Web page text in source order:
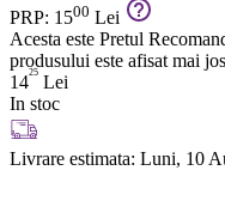
PRP: 1500 Lei
Acesta este Pretul
produsului este afisat mai
1425 Lei
In stoc
Livrare estimata: Luni, 10